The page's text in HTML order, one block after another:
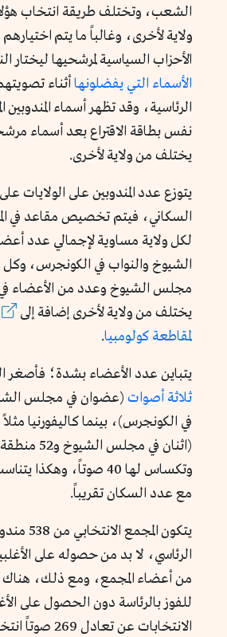
الشعب، وتختلف طريقة انتخاب
ولاية لأخرى، وغالباً ما يتم
الأحزاب السياسية لمرشحيها ليختار
الأسماء التي يفضلونها أثناء
الرئاسية، وقد تظهر أسماء المندوبين
نفس بطاقة الاقتراع بعد أسماء
يختلف من ولاية لأخرى.
يتوزع عدد المندوبين على الولايات
السكاني، فيتم تخصيص مقاعد في
لكل ولاية مساوية لإجمالي عدد
الشيوخ والنواب في الكونجرس، وكل
مجلس الشيوخ وعدد من الأعضاء
يختلف من ولاية لأخرى إضافة إلى
لمقاطعة كولومبيا.
يتباين عدد الأعضاء بشدة؛ فأصغر
ثلاثة أصوات (عضوان في مجلس
(اثنان في مجلس
وتكساس لها 40 صوتاً،
مع عدد السكان تقريباً.
يتكون
من أعضاء المجمع، ومع ذلك، هناك
للفوز بالرئاسة دون الحصول على
الانتخابات عن